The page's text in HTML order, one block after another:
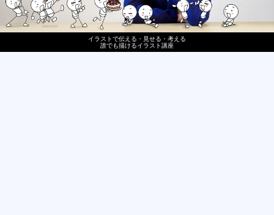
イラストで伝える・見せる・考える
誰でも描けるイラスト講座